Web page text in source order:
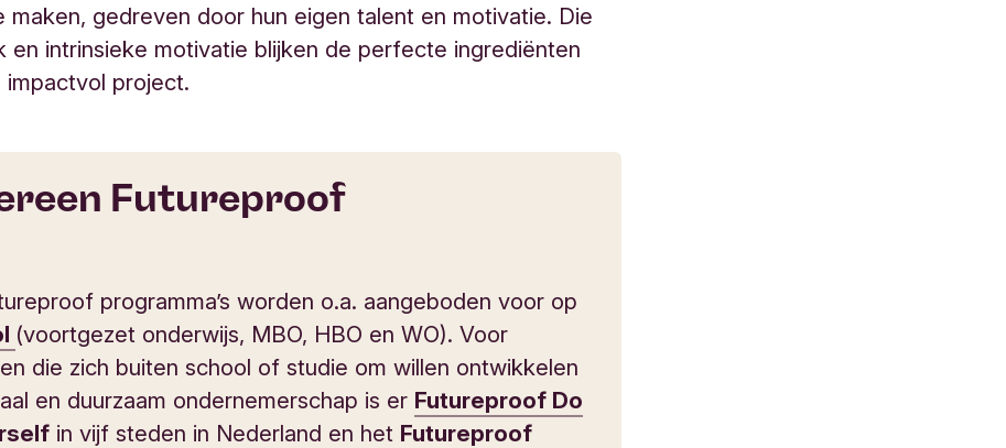
maken, gedreven door hun eigen talent en motivatie. Die
en intrinsieke motivatie blijken de perfecte ingrediënten
impactvol project.
Futureproof
programma’s worden o.a. aangeboden voor op
(voortgezet onderwijs, MBO, HBO en WO). Voor
die zich buiten school of studie om willen ontwikkelen
en duurzaam ondernemerschap is er Futureproof Do
in vijf steden in Nederland en het Futureproof